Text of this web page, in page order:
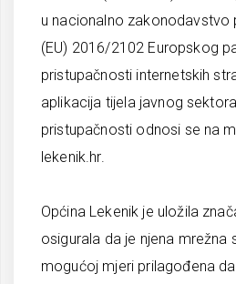
u nacionalno zakonodavstvo
(EU) 2016/2102 Europskog
pristupačnosti internetskih
aplikacija tijela javnog
pristupačnosti odnosi se na
lekenik.hr.
Općina Lekenik je uložila
osigurala da je njena mrežna
mogućoj mjeri prilagođena